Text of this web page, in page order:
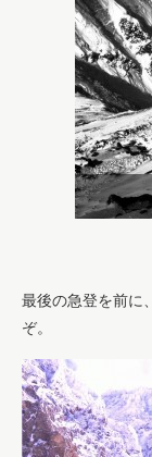
最後の急登を前に
ぞ。